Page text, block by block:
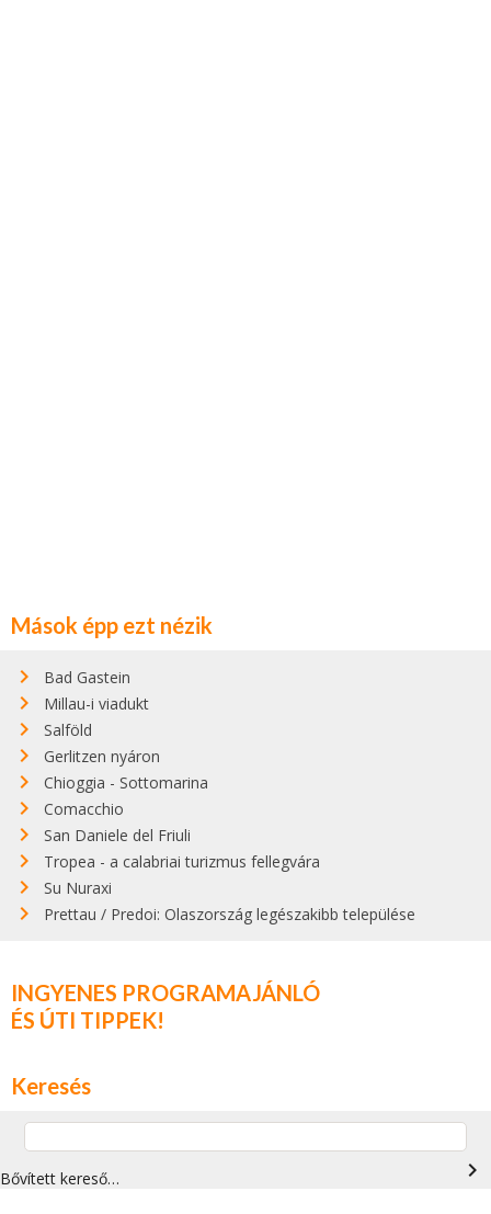
Mások épp ezt nézik
Bad Gastein
Millau-i viadukt
Salföld
Gerlitzen nyáron
Chioggia - Sottomarina
Comacchio
San Daniele del Friuli
Tropea - a calabriai turizmus fellegvára
Su Nuraxi
Prettau / Predoi: Olaszország legészakibb települése
INGYENES PROGRAMAJÁNLÓ
ÉS ÚTI TIPPEK!
Keresés
Bővített kereső… navigate_next